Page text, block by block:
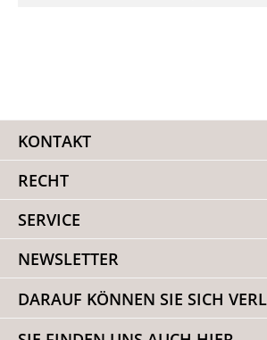
KONTAKT
RECHT
SERVICE
NEWSLETTER
DARAUF KÖNNEN SIE SICH